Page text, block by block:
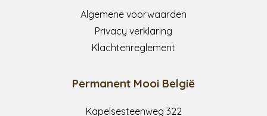
Algemene voorwaarden
Privacy verklaring
Klachtenreglement
Permanent Mooi België
Kapelsesteenweg 322